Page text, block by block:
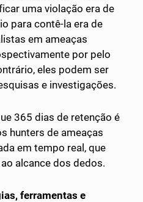
uma violação era de
para contê-la era de
em ameaças
por pelo
eles podem ser
e investigações.
365 dias de retenção é
hunters de ameaças
em tempo real, que
alcance dos dedos.
ferramentas e